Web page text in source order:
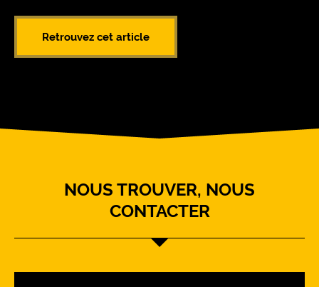
Retrouvez cet article
NOUS TROUVER, NOUS
CONTACTER